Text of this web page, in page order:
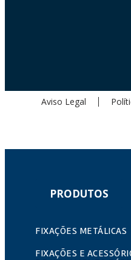
Aviso Legal
PRODUTOS
FIXAÇÕES METÁLICAS
FIXAÇÕES E